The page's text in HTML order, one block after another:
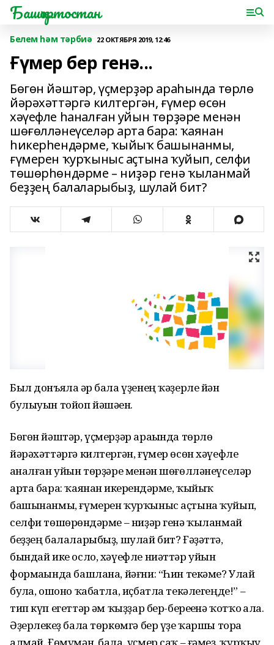
Башҡортостан
Белем һәм тәрбиә 22 ОКТЯБРЯ 2019, 12:46
Ғүмер бер генә...
Бөгөн йәштәр, үҫмерҙәр араһында төрлө
йәрәхәттәргә килтергән, ғүмер өсөн
хәүефле һаналған уйын төрҙәре менән
шөғөлләнеүселәр арта бара: ҡаянан
һикерһендәрме, ҡыйыҡ башынанмы,
ғүмерен ҡурҡыныс аҫтына ҡуйып, селфи
төшөрһөндәрме – ниҙәр генә ҡыланмай
беҙҙең балаларыбыҙ, шулай бит?
Был донъяла һәр бала үҙенең ҡәҙерле йән
булыуын тойоп йәшәһен.
Бөгөн йәштәр, үҫмерҙәр араһында төрлө
йәрәхәттәргә килтергән, ғүмер өсөн хәүефле
һаналған уйын төрҙәре менән шөғөлләнеүселәр
арта бара: ҡаянан һикерһендәрме, ҡыйыҡ
башынанмы, ғүмерен ҡурҡыныс аҫтына ҡуйып,
селфи төшөрһөндәрме – ниҙәр генә ҡыланмай
беҙҙең балаларыбыҙ, шулай бит? Ғәҙәттә,
бындай ике осло, хәүефле ниәттәр уйын
формаһында башлана, йәғни: “Һин текәме? Улай
булһа, ошоно ҡабатла, иҫбатла текәлегеңде!” –
тип күп егеттәр һәм ҡыҙҙар бер-береһенә ҡотҡо һала.
Әҙерлекһеҙ бала төркөмгә бер үҙе ҡаршы тора